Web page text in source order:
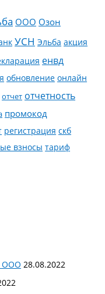
ООО Озон
УСН Эльба акция
енвд
обновление онлайн
отчет отчетность
промокод
регистрация скб
взносы тариф
ООО 28.08.2022